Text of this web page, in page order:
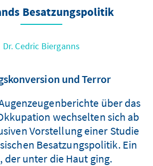
Besatzungspolitik
Dr. Cedric Bierganns
und Terror
über das
wechselten sich ab
Vorstellung einer Studie
Besatzungspolitik. Ein
der unter die Haut ging.